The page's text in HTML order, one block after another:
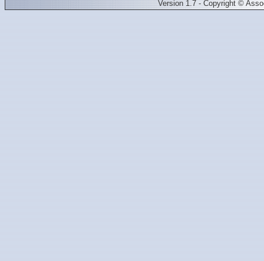
Version 1.7 - Copyright ©